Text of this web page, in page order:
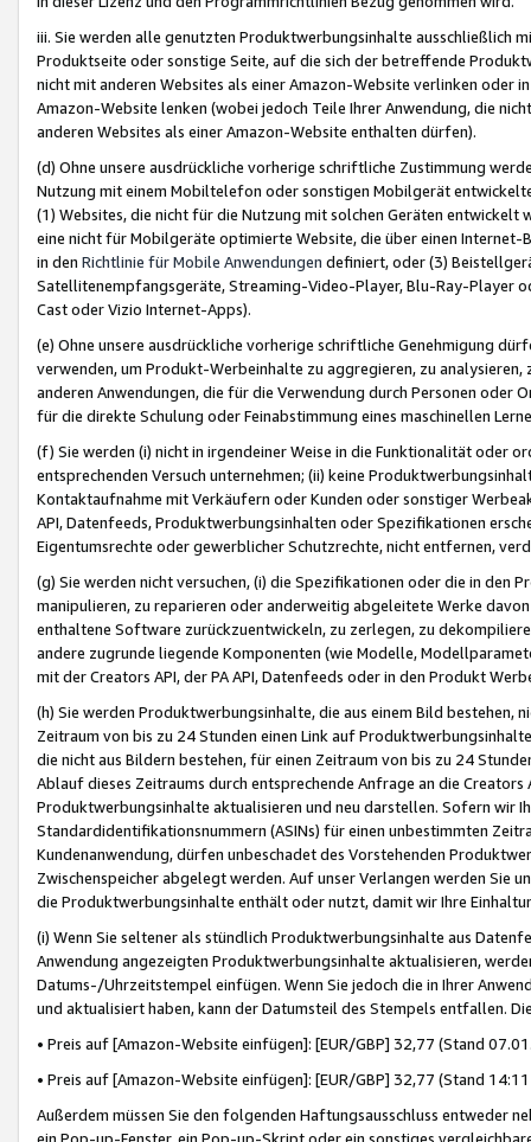
iii. Sie werden alle genutzten Produktwerbungsinhalte ausschließlich
Produktseite oder sonstige Seite, auf die sich der betreffende
nicht mit anderen Websites als einer Amazon-Website verlinken oder
Amazon-Website lenken (wobei jedoch Teile Ihrer Anwendung, die
anderen Websites als einer Amazon-Website enthalten dürfen).
(d) Ohne unsere ausdrückliche vorherige schriftliche Zustimmung
Nutzung mit einem Mobiltelefon oder sonstigen Mobilgerät
(1) Websites, die nicht für die Nutzung mit solchen Geräten
eine nicht für Mobilgeräte optimierte Website, die über einen
in den Richtlinie für Mobile Anwendungen definiert, oder (3)
Satellitenempfangsgeräte, Streaming-Video-Player, Blu-Ray-Player
Cast oder Vizio Internet-Apps).
(e) Ohne unsere ausdrückliche vorherige schriftliche Genehmigung
verwenden, um Produkt-Werbeinhalte zu aggregieren, zu
anderen Anwendungen, die für die Verwendung durch Personen
für die direkte Schulung oder Feinabstimmung eines maschinellen
(f) Sie werden (i) nicht in irgendeiner Weise in die Funktionalität oder
entsprechenden Versuch unternehmen; (ii) keine
Kontaktaufnahme mit Verkäufern oder Kunden oder sonstiger
API, Datenfeeds, Produktwerbungsinhalten oder Spezifikationen
Eigentumsrechte oder gewerblicher Schutzrechte, nicht entfernen,
(g) Sie werden nicht versuchen, (i) die Spezifikationen oder die in
manipulieren, zu reparieren oder anderweitig abgeleitete Werke
enthaltene Software zurückzuentwickeln, zu zerlegen, zu
andere zugrunde liegende Komponenten (wie Modelle,
mit der Creators API, der PA API, Datenfeeds oder in den Produkt
(h) Sie werden Produktwerbungsinhalte, die aus einem Bild bestehen,
Zeitraum von bis zu 24 Stunden einen Link auf
die nicht aus Bildern bestehen, für einen Zeitraum von bis zu 24
Ablauf dieses Zeitraums durch entsprechende Anfrage an die
Produktwerbungsinhalte aktualisieren und neu darstellen. Sofern wir
Standardidentifikationsnummern (ASINs) für einen unbestimmten
Kundenanwendung, dürfen unbeschadet des Vorstehenden
Zwischenspeicher abgelegt werden. Auf unser Verlangen werden Sie
die Produktwerbungsinhalte enthält oder nutzt, damit wir Ihre
(i) Wenn Sie seltener als stündlich Produktwerbungsinhalte aus
Anwendung angezeigten Produktwerbungsinhalte aktualisieren,
Datums-/Uhrzeitstempel einfügen. Wenn Sie jedoch die in Ihrer
und aktualisiert haben, kann der Datumsteil des Stempels entfallen.
• Preis auf [Amazon-Website einfügen]: [EUR/GBP] 32,77 (Stand
• Preis auf [Amazon-Website einfügen]: [EUR/GBP] 32,77 (Stand
Außerdem müssen Sie den folgenden Haftungsausschluss entweder
ein Pop-up-Fenster, ein Pop-up-Skript oder ein sonstiges